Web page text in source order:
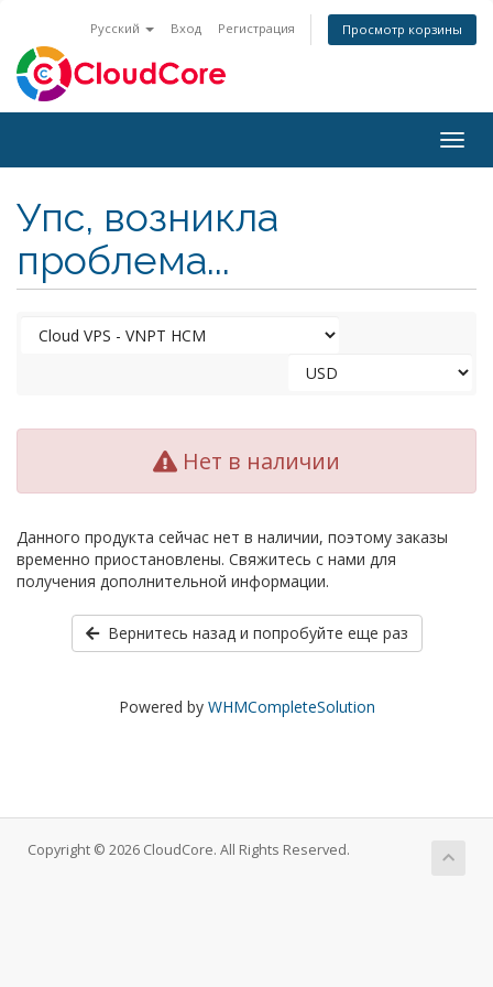
Русский Вход Регистрация Просмотр корзины
Упс, возникла
проблема...
Нет в наличии
Данного продукта сейчас нет в наличии, поэтому заказы
временно приостановлены. Свяжитесь с нами для
получения дополнительной информации.
Вернитесь назад и попробуйте еще раз
Powered by WHMCompleteSolution
Copyright © 2026 CloudCore. All Rights Reserved.